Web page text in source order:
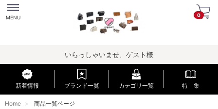
Menu
MENU 0
いらっしゃいませ、ゲスト様
新着情報 ブランド一覧 カテゴリ一覧 特 集
Home 商品一覧ページ